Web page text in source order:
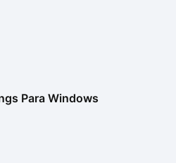
Para Windows